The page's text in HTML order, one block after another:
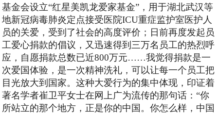
基金会设立“红星美凯龙爱家基金”，用于湖北武汉等
地新冠病毒肺炎定点接受医院ICU重症监护室医护人
员的关爱，受到了社会的高度评价；日前再度发起员
工爱心捐款的倡议，又迅速得到三万名员工的热烈呼
应，自愿捐款总数已近800万元……我觉得捐款是一
次爱国体验，是一次精神洗礼，可以让每一个员工把
目光放大到国家。这种大爱行为的集中体现，印证着
著名学者崔卫平女士在网上广为流传的那句话：“你
所站立的那个地方，正是你的中国。你怎么样，中国